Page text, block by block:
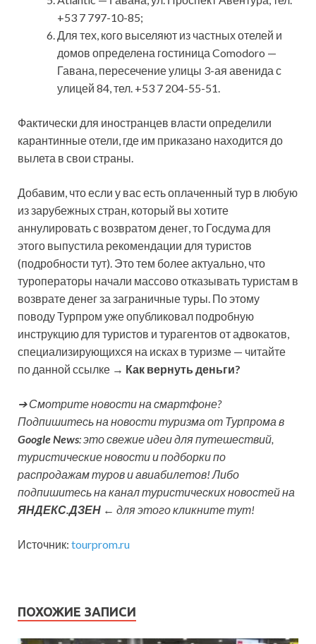
+53 7 797-10-85;
Для тех, кого выселяют из частных отелей и
домов определена гостиница Comodoro —
Гавана, пересечение улицы 3-ая авенида с
улицей 84, тел. +53 7 204-55-51.
Фактически для иностранцев власти определили
карантинные отели, где им приказано находится до
вылета в свои страны.
Добавим, что если у вас есть оплаченный тур в любую
из зарубежных стран, который вы хотите
аннулировать с возвратом денег, то Госдума для
этого выпустила рекомендации для туристов
(подробности тут). Это тем более актуально, что
туроператоры начали массово отказывать туристам в
возврате денег за заграничные туры. По этому
поводу Турпром уже опубликовал подробную
инструкцию для туристов и турагентов от адвокатов,
специализирующихся на исках в туризме — читайте
по данной ссылке → Как вернуть деньги?
➔ Смотрите новости на смартфоне?
Подпишитесь на новости туризма от Турпрома в
Google News: это свежие идеи для путешествий,
туристические новости и подборки по
распродажам туров и авиабилетов! Либо
подпишитесь на канал туристических новостей на
ЯНДЕКС.ДЗЕН ← для этого кликните тут!
Источник: tourprom.ru
ПОХОЖИЕ ЗАПИСИ